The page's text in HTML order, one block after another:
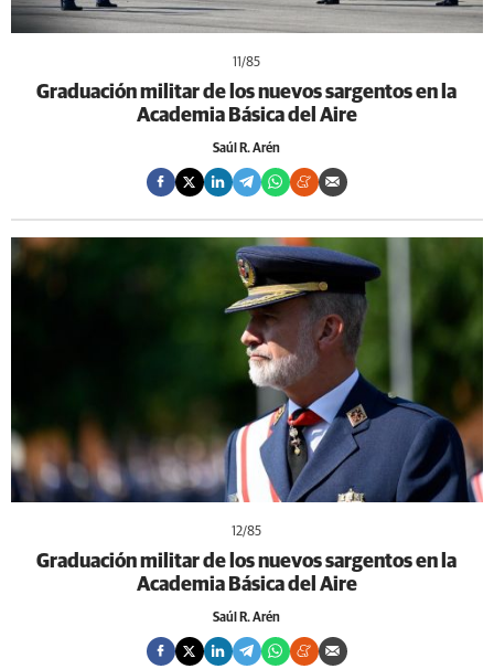
11/85
Graduación militar de los nuevos sargentos en la
Academia Básica del Aire
Saúl R. Arén
12/85
Graduación militar de los nuevos sargentos en la
Academia Básica del Aire
Saúl R. Arén